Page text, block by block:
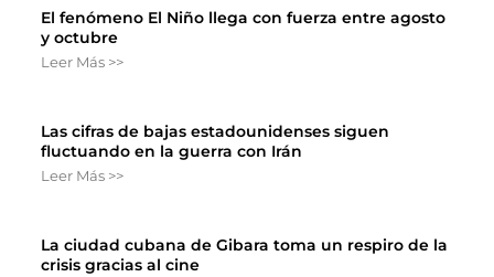
El fenómeno El Niño llega con fuerza entre agosto
y octubre
Leer Más >>
Las cifras de bajas estadounidenses siguen
fluctuando en la guerra con Irán
Leer Más >>
La ciudad cubana de Gibara toma un respiro de la
crisis gracias al cine